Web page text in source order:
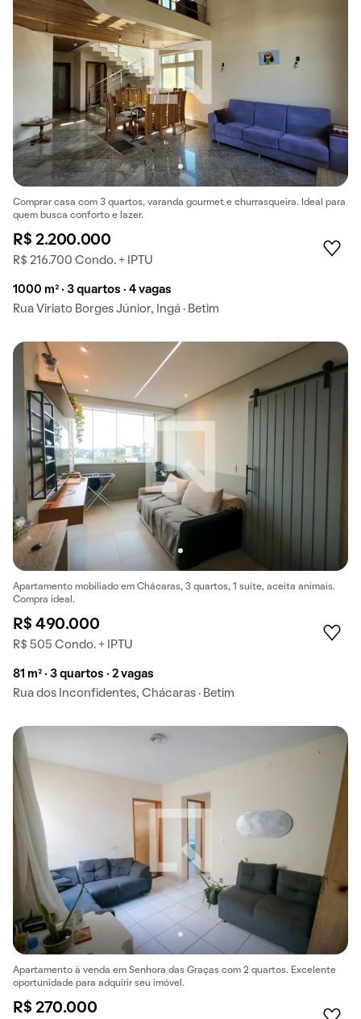
Comprar casa com 3 quartos, varanda gourmet e churrasqueira. Ideal para
quem busca conforto e lazer.
R$ 2.200.000
R$ 216.700 Condo. + IPTU
1000 m² · 3 quartos · 4 vagas
Rua Viriato Borges Júnior, Ingá · Betim
Apartamento mobiliado em Chácaras, 3 quartos, 1 suíte, aceita animais.
Compra ideal.
R$ 490.000
R$ 505 Condo. + IPTU
81 m² · 3 quartos · 2 vagas
Rua dos Inconfidentes, Chácaras · Betim
Apartamento à venda em Senhora das Graças com 2 quartos. Excelente
oportunidade para adquirir seu imóvel.
R$ 270.000